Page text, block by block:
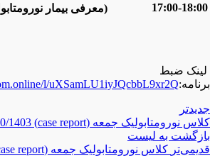
17:00-18:00 (معرفی بیمار
لینک ضبط
برنامه:l/uXSamLU1iyJQcbbL9xr2Q
جدیدتر
کلاس نورومتابولیک جمعه (case report) 28/10/1403
بازگشت بە لیست
قدیمی‌تر کلاس نورومتابولیک جمعه (case report) 25/8/1403